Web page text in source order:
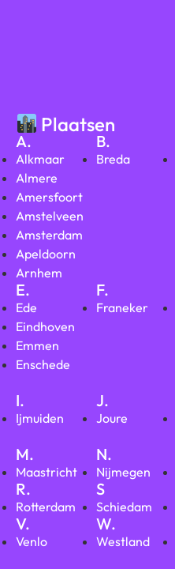
Plaatsen
A.
Alkmaar
Almere
Amersfoort
Amstelveen
Amsterdam
Apeldoorn
Arnhem
B.
Breda
E.
Ede
Eindhoven
Emmen
Enschede
F.
Franeker
I.
Ijmuiden
J.
Joure
M.
Maastricht
N.
Nijmegen
R.
Rotterdam
S
Schiedam
V.
Venlo
W.
Westland